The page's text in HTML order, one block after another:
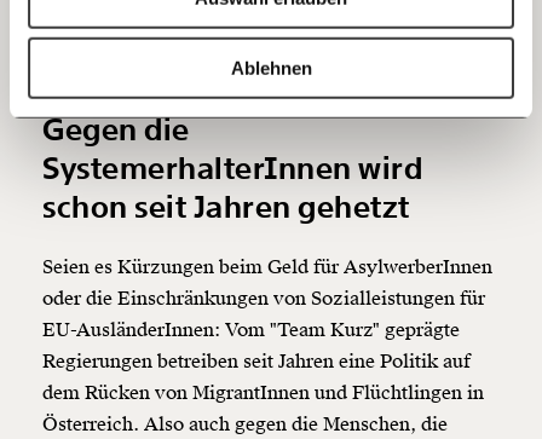
Ablehnen
20€ 40€
60€ 100€
Ich möchte meine Spende verschenken.
Geschenkurkunde im PDF-Format, welche Du
ausdrucken oder weiterleiten und verschenken
Weiter
https://www.moment.at/story/liebe-oesterreicherinnen-und-oesterreicher-viele-auslaenderinnen-halten-das-system-aufrecht/
Regierung war, hat es auch immer geheißen:
'Österreich zuerst'. Der Mechanismus zur
Ausschließung war also auch vorher da."
Gegen die
SystemerhalterInnen wird
schon seit Jahren gehetzt
Seien es Kürzungen beim Geld für AsylwerberInnen
oder die Einschränkungen von Sozialleistungen für
EU-AusländerInnen: Vom "Team Kurz" geprägte
Regierungen betreiben seit Jahren eine Politik auf
dem Rücken von MigrantInnen und Flüchtlingen in
Österreich. Also auch gegen die Menschen, die